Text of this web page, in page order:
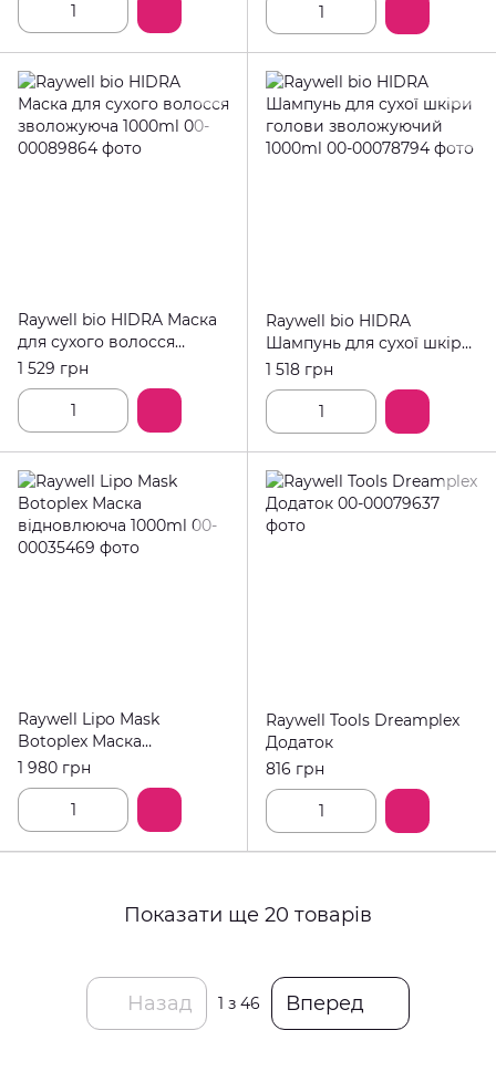
Raywell bio HIDRA Маска
для сухого волосся
зволожуюча 1000ml
1 529 грн
Raywell bio HIDRA
Шампунь для сухої шкіри
голови зволожуючий
1000ml
1 518 грн
Raywell Lipo Mask
Botoplex Маска
відновлююча 1000ml
1 980 грн
Raywell Tools Dreamplex
Додаток
816 грн
Показати ще 20 товарів
Назад 1 з 46 Вперед